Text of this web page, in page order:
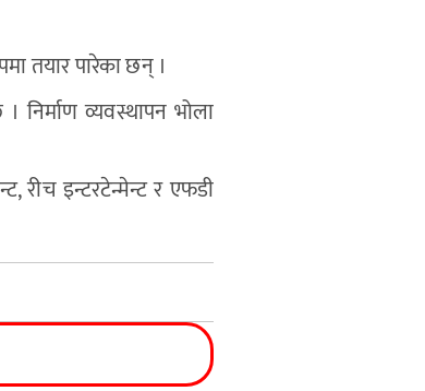
तयार पारेका छन् ।
निर्माण व्यवस्थापन भोला
रीच इन्टरटेन्मेन्ट र एफडी